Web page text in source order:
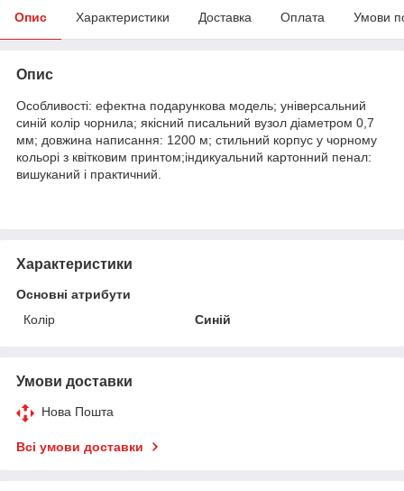
Опис Характеристики Доставка Оплата Умови
Опис
Особливості: ефектна подарункова модель; універсальний
синій колір чорнила; якісний писальний вузол діаметром 0,7
мм; довжина написання: 1200 м; стильний корпус у чорному
кольорі з квітковим принтом;індикуальний картонний пенал:
вишуканий і практичний.
Характеристики
Основні атрибути
Колір
Синій
Умови доставки
Нова Пошта
Всі умови доставки